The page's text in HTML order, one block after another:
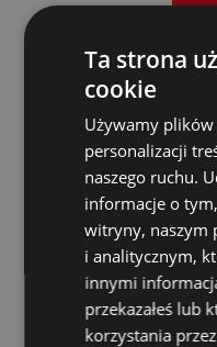
Ta strona
cookie
Używamy
personalizacji
naszego ruchu.
informacje o
witryny, naszym
i analitycznym,
innymi
przekazałeś lub
korzystania